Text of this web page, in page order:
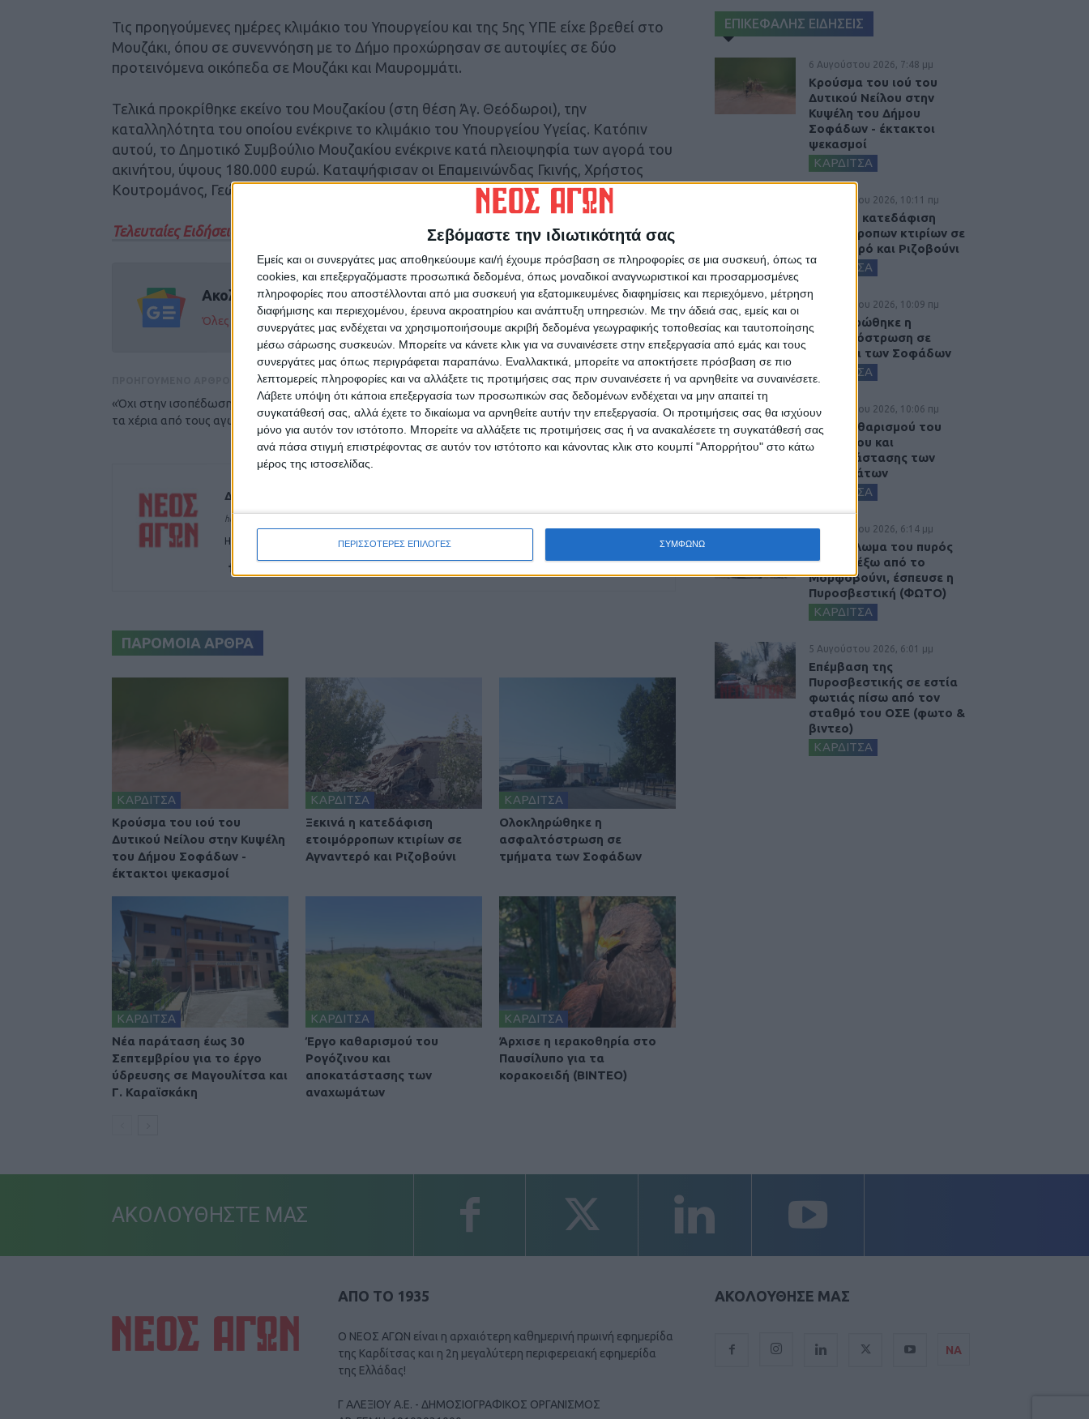
Σεβόμαστε την ιδιωτικότητά σας
Εμείς και οι συνεργάτες μας αποθηκεύουμε και/ή έχουμε πρόσβαση σε πληροφορίες σε μια συσκευή, όπως τα
cookies, και επεξεργαζόμαστε προσωπικά δεδομένα, όπως μοναδικοί αναγνωριστικοί και προσαρμοσμένες
πληροφορίες που αποστέλλονται από μια συσκευή για εξατομικευμένες διαφημίσεις και περιεχόμενο, μέτρηση
διαφήμισης και περιεχομένου, έρευνα ακροατηρίου και ανάπτυξη υπηρεσιών. Με την άδειά σας, εμείς και οι
συνεργάτες μας ενδέχεται να χρησιμοποιήσουμε ακριβή δεδομένα γεωγραφικής τοποθεσίας και ταυτοποίησης
μέσω σάρωσης συσκευών. Μπορείτε να κάνετε κλικ για να συναινέσετε στην επεξεργασία από εμάς και τους
συνεργάτες μας όπως περιγράφεται παραπάνω. Εναλλακτικά, μπορείτε να αποκτήσετε πρόσβαση σε πιο
λεπτομερείς πληροφορίες και να αλλάξετε τις προτιμήσεις σας πριν συναινέσετε ή να αρνηθείτε να συναινέσετε.
Λάβετε υπόψη ότι κάποια επεξεργασία των προσωπικών σας δεδομένων ενδέχεται να μην απαιτεί τη
συγκατάθεσή σας, αλλά έχετε το δικαίωμα να αρνηθείτε αυτήν την επεξεργασία. Οι προτιμήσεις σας θα ισχύουν
μόνο για αυτόν τον ιστότοπο. Μπορείτε να αλλάξετε τις προτιμήσεις σας ή να ανακαλέσετε τη συγκατάθεσή σας
ανά πάσα στιγμή επιστρέφοντας σε αυτόν τον ιστότοπο και κάνοντας κλικ στο κουμπί "Απορρήτου" στο κάτω
μέρος της ιστοσελίδας.
ΠΕΡΙΣΣΟΤΕΡΕΣ ΕΠΙΛΟΓΕΣ ΣΥΜΦΩΝΩ
Τις προηγούμενες ημέρες κλιμάκιο του Υπουργείου και της 5ης ΥΠΕ είχε βρεθεί στο
Μουζάκι, όπου σε συνεννόηση με το Δήμο προχώρησαν σε αυτοψίες σε δύο
προτεινόμενα οικόπεδα σε Μουζάκι και Μαυρομμάτι.
Τελικά προκρίθηκε εκείνο του Μουζακίου (στη θέση Άγ. Θεόδωροι), την
καταλληλότητα του οποίου ενέκρινε το κλιμάκιο του Υπουργείου Υγείας. Κατόπιν
αυτού, το Δημοτικό Συμβούλιο Μουζακίου ενέκρινε κατά πλειοψηφία των αγορά του
ακινήτου, ύψους 180.000 ευρώ. Καταψήφισαν οι Επαμεινώνδας Γκινής, Χρήστος
Κουτρομάνος, Γεώργιος Παναγόπουλος και Λάμπρος Γιώτης.
Τελευταίες Ειδήσεις Σήμερα
Ακολούθησε την εφημερίδα ΝΕΟΣ ΑΓΩΝ στο Google News!
Όλες οι εξελίξεις στην περιοχή της Καρδίτσας και ευρύτερα της Θεσσαλίας
«Όχι στην ισοπέδωση των Αγράφων και κάτω
τα χέρια από τους αγωνιστές»
ΕΠΟΜΕΝΟ ΑΡΘΡΟ
Χωρις οξυγόνο χτες το νοσοκομείο Καρδίτσας
Δημοσιογραφική Ομάδα ΝΕΟΣ ΑΓΩΝ
https://neosagon.gr
Η Αρχαιότερη Καθημερινή Πρωινή Εφημερίδα της Καρδίτσας
ΠΑΡΟΜΟΙΑ ΑΡΘΡΑ
ΚΑΡΔΙΤΣΑ
Κρούσμα του ιού του
Δυτικού Νείλου στην Κυψέλη
του Δήμου Σοφάδων -
έκτακτοι ψεκασμοί
ΚΑΡΔΙΤΣΑ
Ξεκινά η κατεδάφιση
ετοιμόρροπων κτιρίων σε
Αγναντερό και Ριζοβούνι
ΚΑΡΔΙΤΣΑ
Ολοκληρώθηκε η
ασφαλτόστρωση σε
τμήματα των Σοφάδων
ΚΑΡΔΙΤΣΑ
Νέα παράταση έως 30
Σεπτεμβρίου για το έργο
ύδρευσης σε Μαγουλίτσα και
Γ. Καραϊσκάκη
ΚΑΡΔΙΤΣΑ
Έργο καθαρισμού του
Ρογόζινου και
αποκατάστασης των
αναχωμάτων
ΚΑΡΔΙΤΣΑ
Άρχισε η ιερακοθηρία στο
Παυσίλυπο για τα
κορακοειδή (ΒΙΝΤΕΟ)
ΕΠΙΚΕΦΑΛΗΣ ΕΙΔΗΣΕΙΣ
6 Αυγούστου 2026, 7:48 μμ
Κρούσμα του ιού του
Δυτικού Νείλου στην
Κυψέλη του Δήμου
Σοφάδων - έκτακτοι
ψεκασμοί
ΚΑΡΔΙΤΣΑ
6 Αυγούστου 2026, 10:11 πμ
Ξεκινά η κατεδάφιση
ετοιμόρροπων κτιρίων σε
Αγναντερό και Ριζοβούνι
ΚΑΡΔΙΤΣΑ
6 Αυγούστου 2026, 10:09 πμ
Ολοκληρώθηκε η
ασφαλτόστρωση σε
τμήματα των Σοφάδων
ΚΑΡΔΙΤΣΑ
6 Αυγούστου 2026, 10:06 πμ
Έργο καθαρισμού του
Ρογόζινου και
αποκατάστασης των
αναχωμάτων
ΚΑΡΔΙΤΣΑ
5 Αυγούστου 2026, 6:14 μμ
Παρανάλωμα του πυρός
έγινε ΙΧ έξω από το
Μορφοβούνι, έσπευσε η
Πυροσβεστική (ΦΩΤΟ)
ΚΑΡΔΙΤΣΑ
5 Αυγούστου 2026, 6:01 μμ
Επέμβαση της
Πυροσβεστικής σε εστία
φωτιάς πίσω από τον
σταθμό του ΟΣΕ (φωτο &
βιντεο)
ΚΑΡΔΙΤΣΑ
ΑΚΟΛΟΥΘΗΣΤΕ ΜΑΣ
ΑΠΟ ΤΟ 1935
Ο ΝΕΟΣ ΑΓΩΝ είναι η αρχαιότερη καθημερινή πρωινή εφημερίδα
της Καρδίτσας και η 2η μεγαλύτερη περιφερειακή εφημερίδα
της Ελλάδας!
Γ ΑΛΕΞΙΟΥ Α.Ε. - ΔΗΜΟΣΙΟΓΡΑΦΙΚΟΣ ΟΡΓΑΝΙΣΜΟΣ
ΑΚΟΛΟΥΘΗΣΕ ΜΑΣ
ΝΑ